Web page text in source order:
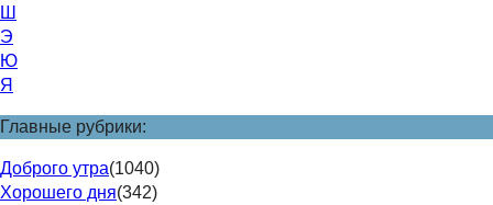
Ш
Э
Ю
Я
Главные рубрики:
Доброго утра(1040)
Хорошего дня(342)